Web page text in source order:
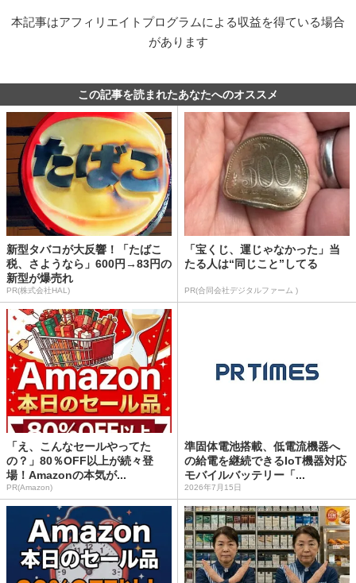
本記事はアフィリエイトプログラムによる収益を得ている場合
があります
この記事を読まれたあなたへのオススメ
新型タバコが大反響！「たばこ
税、さようなら」600円→83円の
新型が爆売れ
PR(株式会社HAL)
「宝くじ、運じゃなかった」当
たる人は“同じこと”してる
PR(合同会社デジタルファーム )
「え、こんなセールやってた
の？」80％OFF以上が続々登
場！Amazonの本気が...
PR(Amazon)
準固体電池搭載、低電流機器へ
の給電を継続できるIoT機器対応
モバイルバッテリー「...
2026年7月15日